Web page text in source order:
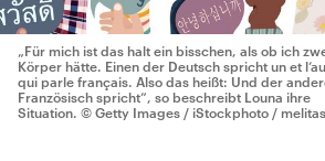
„Für mich ist das halt ein bisschen, als ob ich
Körper hätte. Einen der Deutsch spricht un et
qui parle français. Also das heißt: Und der
Französisch spricht“, so beschreibt Louna ihre
Situation. © Getty Images / iStockphoto / melitas